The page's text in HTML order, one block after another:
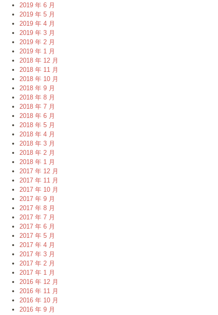
2019 年 6 月
2019 年 5 月
2019 年 4 月
2019 年 3 月
2019 年 2 月
2019 年 1 月
2018 年 12 月
2018 年 11 月
2018 年 10 月
2018 年 9 月
2018 年 8 月
2018 年 7 月
2018 年 6 月
2018 年 5 月
2018 年 4 月
2018 年 3 月
2018 年 2 月
2018 年 1 月
2017 年 12 月
2017 年 11 月
2017 年 10 月
2017 年 9 月
2017 年 8 月
2017 年 7 月
2017 年 6 月
2017 年 5 月
2017 年 4 月
2017 年 3 月
2017 年 2 月
2017 年 1 月
2016 年 12 月
2016 年 11 月
2016 年 10 月
2016 年 9 月